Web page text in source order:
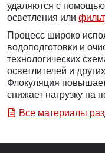
удаляются с
осветления или
Процесс широко
водоподготовки и
технологических
осветлителей и
Флокуляция
снижает нагрузку на
Все материалы